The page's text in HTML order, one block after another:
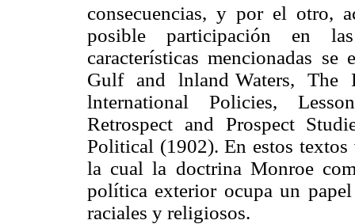
consecuencias, y por el otro,
posible participación en
características mencionadas
Gulf and lnland Waters,
lnternational Policies,
Retrospect and Prospect
Political (1902). En estos
la cual la doctrina Monroe
política exterior ocupa un
raciales y religiosos.